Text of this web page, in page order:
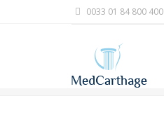
0033 01 84 800 400